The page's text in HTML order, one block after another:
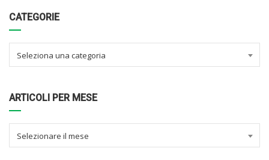
CATEGORIE
Seleziona una categoria
ARTICOLI PER MESE
Selezionare il mese